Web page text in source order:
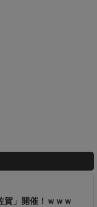
賀」開催！ｗｗｗ